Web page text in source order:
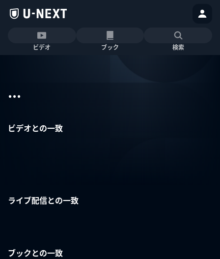
ビデオ ブック 検索
...
ビデオとの一致
ライブ配信との一致
ブックとの一致